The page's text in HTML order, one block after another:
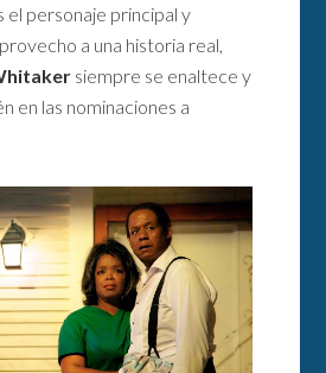
el personaje principal y
a una historia real,
siempre se enaltece y
en las nominaciones a